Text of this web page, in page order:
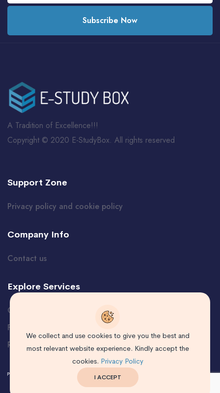
Subscribe Now
A Tradition of Excellence!!!
Copyright © 2020 E-StudyBox. All rights reserved
Support Zone
Privacy policy and cookie policy
Company Info
Contact us
Explore Services
Certificate Verification
Free Course
Request a course
We collect and use cookies to give you the best and
most relevant website experience. Kindly accept the
cookies. Privacy Policy
I ACCEPT